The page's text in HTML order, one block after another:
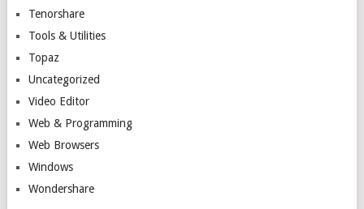
Tenorshare
Tools & Utilities
Topaz
Uncategorized
Video Editor
Web & Programming
Web Browsers
Windows
Wondershare